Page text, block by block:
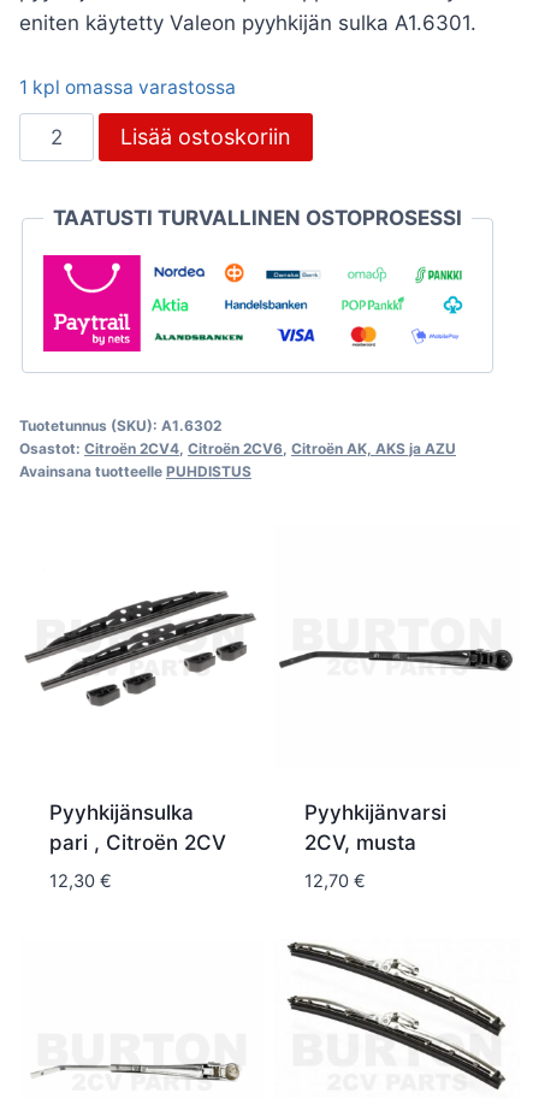
eniten käytetty Valeon pyyhkijän sulka A1.6301.
1 kpl omassa varastossa
Pyyhkijänsulka
2CV,
määrä
Lisää ostoskoriin
TAATUSTI TURVALLINEN OSTOPROSESSI
Tuotetunnus (SKU): A1.6302
Osastot: Citroën 2CV4 Citroën 2CV6 Citroën AK, AKS ja AZU
Avainsana tuotteelle PUHDISTUS
Pyyhkijänsulka
pari , Citroën 2CV
12,30 €
Pyyhkijänvarsi
2CV, musta
12,70 €